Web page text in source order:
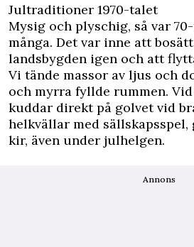
Jultraditioner 1970-talet
Mysig och plyschig, så var
många. Det var inne att
landsbygden igen och att
Vi tände massor av ljus och
och myrra fyllde rummen.
kuddar direkt på golvet vid
helkvällar med
kir, även under julhelgen.
Annons